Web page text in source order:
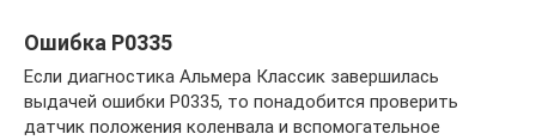
Ошибка P0335
Если диагностика Альмера Классик завершилась
выдачей ошибки Р0335, то понадобится проверить
датчик положения коленвала и вспомогательное